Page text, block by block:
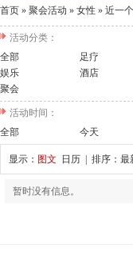
首页 » 聚会活动 » 女性 » 近一
活动分类：
全部
足疗
娱乐
酒店
聚会
活动时间：
全部
今天
显示： 图文 日历 | 排序： 最
暂时没有信息。